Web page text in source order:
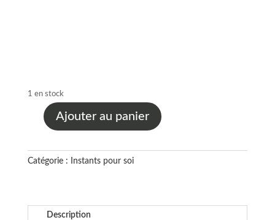
1 en stock
quantité
Tisane
Nuit
Boîte
Ajouter au panier
Catégorie : Instants pour soi
Description